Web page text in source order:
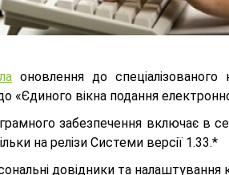
оновлення до спеціалізованого
«Єдиного вікна подання
забезпечення включає в
на релізи Системи версії 1.33.*
довідники та